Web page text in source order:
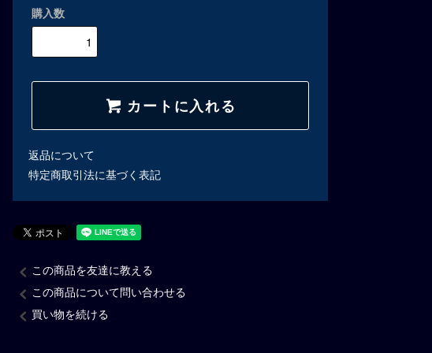
購入数
カートに入れる
返品について
特定商取引法に基づく表記
この商品を友達に教える
この商品について問い合わせる
買い物を続ける